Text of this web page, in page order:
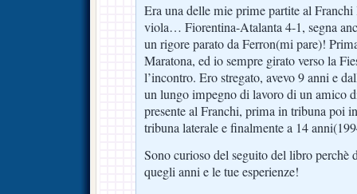
Era una delle mie prime partite al
viola… Fiorentina-Atalanta 4-1, segna
un rigore parato da Ferron(mi pare)!
Maratona, ed io sempre girato verso la
l’incontro. Ero stregato, avevo 9 anni e
un lungo impegno di lavoro di un amico
presente al Franchi, prima in tribuna poi
tribuna laterale e finalmente a 14
Sono curioso del seguito del libro perchè
quegli anni e le tue esperienze!